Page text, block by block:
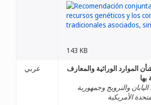
143 KB
عربي
الموارد الوراثية والمعارف
بها
والنرويج وجمهورية
الأمريكية